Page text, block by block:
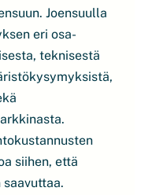
Joensuulla
eri osa-
teknisestä
siihen, että